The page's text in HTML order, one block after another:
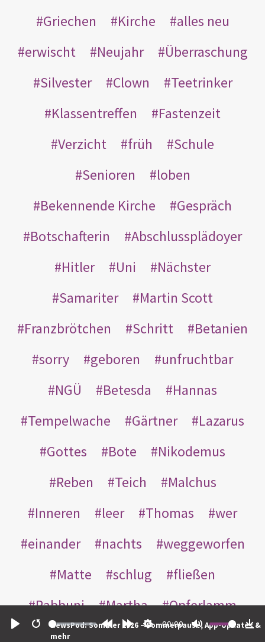
Restart
00:00
NewsPod: Sommer 2026 – Sommerpause, App-Updates &
mehr
Griechen
Kirche
alles neu
erwischt
Neujahr
Überraschung
Silvester
Clown
Teetrinker
Klassentreffen
Fastenzeit
Verzicht
früh
Schule
Senioren
loben
Bekennende Kirche
Gespräch
Botschafterin
Abschlussplädoyer
Hitler
Uni
Nächster
Samariter
Martin Scott
Franzbrötchen
Schritt
Betanien
sorry
geboren
unfruchtbar
NGÜ
Betesda
Hannas
Tempelwache
Gärtner
Lazarus
Gottes
Bote
Nikodemus
Reben
Teich
Malchus
Inneren
leer Thomas
wer
einander
nachts
weggeworfen
Matte
schlug
fließen
Rabbuni
Martha
Opferlamm
gewaschen
jüdischen